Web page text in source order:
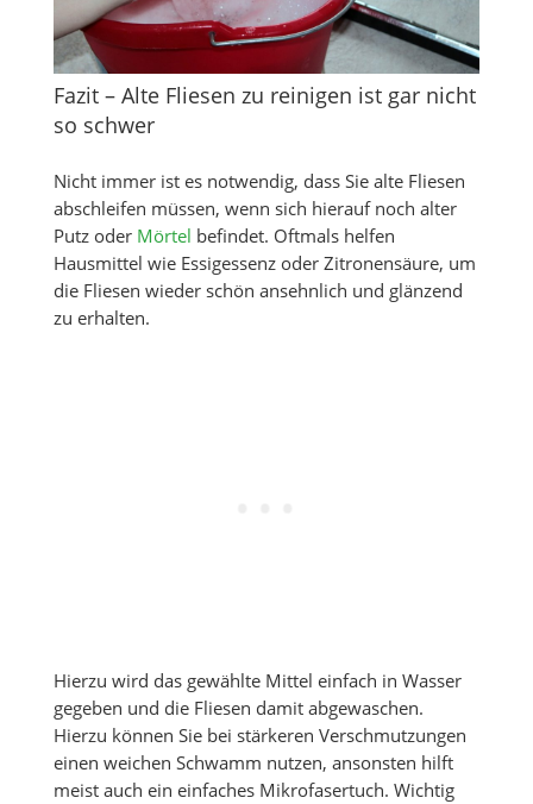
Fazit – Alte Fliesen zu reinigen ist gar nicht
so schwer
Nicht immer ist es notwendig, dass Sie alte Fliesen
abschleifen müssen, wenn sich hierauf noch alter
Putz oder Mörtel befindet. Oftmals helfen
Hausmittel wie Essigessenz oder Zitronensäure, um
die Fliesen wieder schön ansehnlich und glänzend
zu erhalten.
Hierzu wird das gewählte Mittel einfach in Wasser
gegeben und die Fliesen damit abgewaschen.
Hierzu können Sie bei stärkeren Verschmutzungen
einen weichen Schwamm nutzen, ansonsten hilft
meist auch ein einfaches Mikrofasertuch. Wichtig